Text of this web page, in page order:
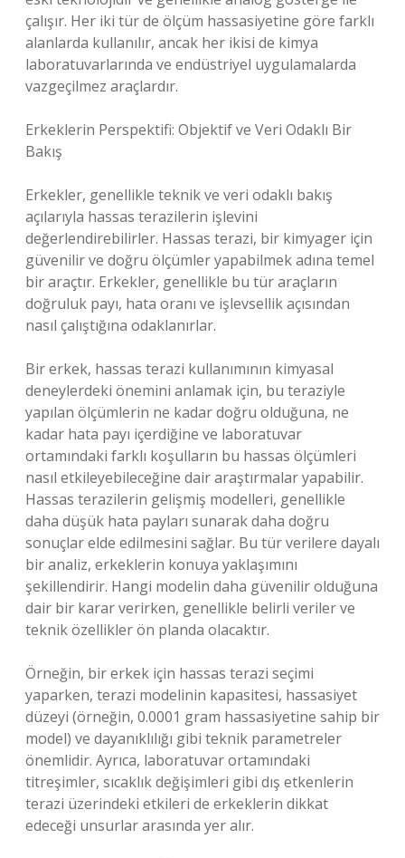
çalışır. Her iki tür de ölçüm hassasiyetine göre farklı
alanlarda kullanılır, ancak her ikisi de kimya
laboratuvarlarında ve endüstriyel uygulamalarda
vazgeçilmez araçlardır.
Erkeklerin Perspektifi: Objektif ve Veri Odaklı Bir
Bakış
Erkekler, genellikle teknik ve veri odaklı bakış
açılarıyla hassas terazilerin işlevini
değerlendirebilirler. Hassas terazi, bir kimyager için
güvenilir ve doğru ölçümler yapabilmek adına temel
bir araçtır. Erkekler, genellikle bu tür araçların
doğruluk payı, hata oranı ve işlevsellik açısından
nasıl çalıştığına odaklanırlar.
Bir erkek, hassas terazi kullanımının kimyasal
deneylerdeki önemini anlamak için, bu teraziyle
yapılan ölçümlerin ne kadar doğru olduğuna, ne
kadar hata payı içerdiğine ve laboratuvar
ortamındaki farklı koşulların bu hassas ölçümleri
nasıl etkileyebileceğine dair araştırmalar yapabilir.
Hassas terazilerin gelişmiş modelleri, genellikle
daha düşük hata payları sunarak daha doğru
sonuçlar elde edilmesini sağlar. Bu tür verilere dayalı
bir analiz, erkeklerin konuya yaklaşımını
şekillendirir. Hangi modelin daha güvenilir olduğuna
dair bir karar verirken, genellikle belirli veriler ve
teknik özellikler ön planda olacaktır.
Örneğin, bir erkek için hassas terazi seçimi
yaparken, terazi modelinin kapasitesi, hassasiyet
düzeyi (örneğin, 0.0001 gram hassasiyetine sahip bir
model) ve dayanıklılığı gibi teknik parametreler
önemlidir. Ayrıca, laboratuvar ortamındaki
titreşimler, sıcaklık değişimleri gibi dış etkenlerin
terazi üzerindeki etkileri de erkeklerin dikkat
edeceği unsurlar arasında yer alır.